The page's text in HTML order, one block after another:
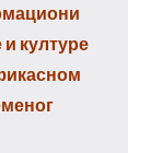
културе